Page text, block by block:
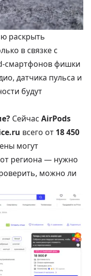
раскрыть
в связке с
смартфонов фишки
датчика пульса и
будут
Сейчас AirPods
всего от 18 450
могут
региона — нужно
можно ли